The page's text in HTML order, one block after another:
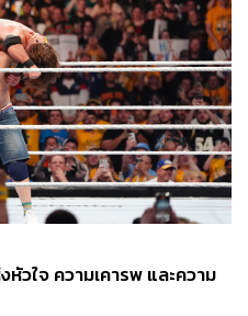
วใจ ความเคารพ และความ